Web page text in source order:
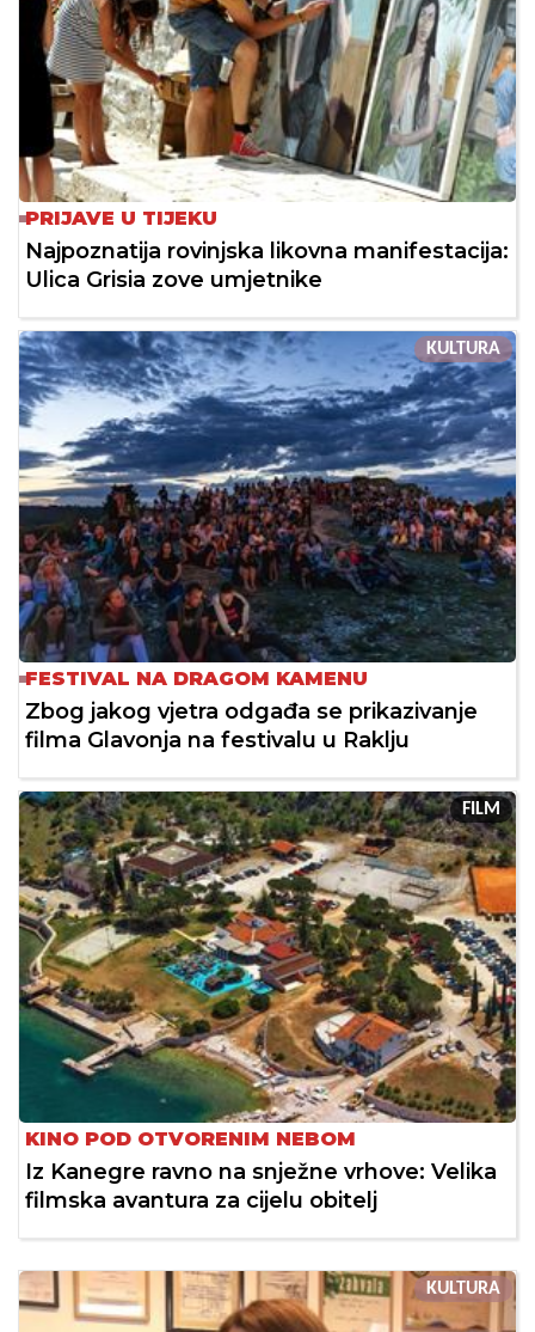
PRIJAVE U TIJEKU
Najpoznatija rovinjska likovna manifestacija:
Ulica Grisia zove umjetnike
KULTURA
FESTIVAL NA DRAGOM KAMENU
Zbog jakog vjetra odgađa se prikazivanje
filma Glavonja na festivalu u Raklju
FILM
KINO POD OTVORENIM NEBOM
Iz Kanegre ravno na snježne vrhove: Velika
filmska avantura za cijelu obitelj
KULTURA